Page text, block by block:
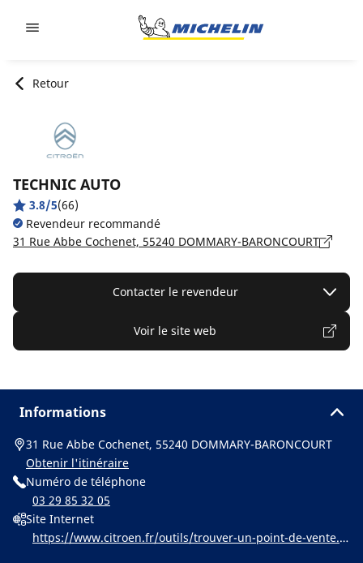
Retour
TECHNIC AUTO
3.8/5(66)
Revendeur recommandé
31 Rue Abbe Cochenet, 55240 DOMMARY-BARONCOURT
Contacter le revendeur
Voir le site web
Informations
31 Rue Abbe Cochenet, 55240 DOMMARY-BARONCOURT
Obtenir l'itinéraire
Numéro de téléphone
03 29 85 32 05
Site Internet
https://www.citroen.fr/outils/trouver-un-point-de-vente.h